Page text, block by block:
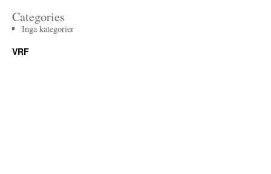
Categories
Inga kategorier
VRF